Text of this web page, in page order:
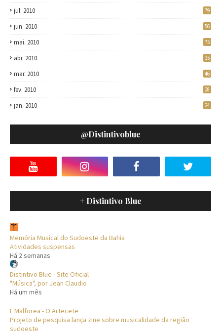
jul. 2010 79
jun. 2010 56
mai. 2010 75
abr. 2010 35
mar. 2010 46
fev. 2010 28
jan. 2010 24
@distintivoblue
+ Distintivo Blue
Memória Musical do Sudoeste da Bahia
Atividades suspensas
Há 2 semanas
Distintivo Blue - Site Oficial
"Música", por Jean Claudio
Há um mês
I. Malforea - O Artecete
Projeto de pesquisa lança zine sobre musicalidade da região
sudoeste